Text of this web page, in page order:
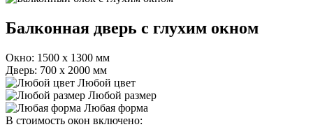
Балконная дверь с глухим окном
Окно: 1500 х 1300 мм
Дверь: 700 х 2000 мм
Любой цвет
Любой размер
Любая форма
В стоимость окон включено: